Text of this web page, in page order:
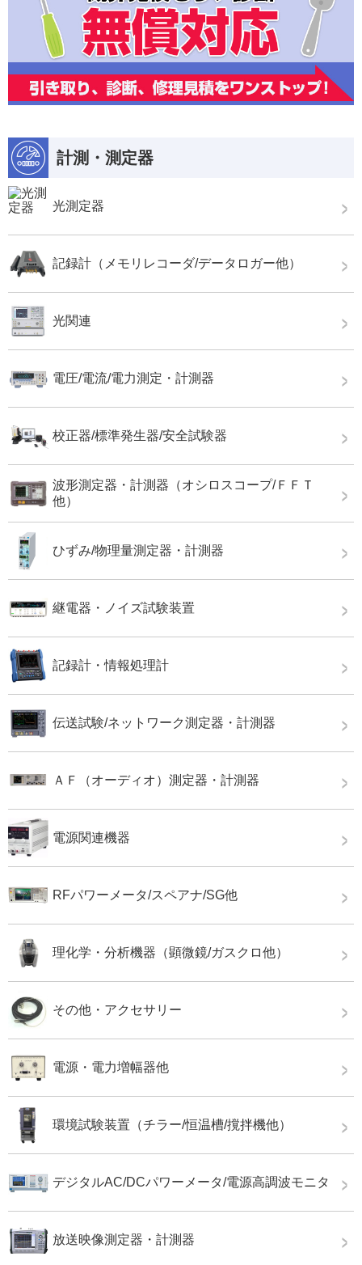
計測・測定器
光測定器
記録計（メモリレコーダ/データロガー他）
光関連
電圧/電流/電力測定・計測器
校正器/標準発生器/安全試験器
波形測定器・計測器（オシロスコープ/ＦＦＴ
他）
ひずみ/物理量測定器・計測器
継電器・ノイズ試験装置
記録計・情報処理計
伝送試験/ネットワーク測定器・計測器
ＡＦ（オーディオ）測定器・計測器
電源関連機器
RFパワーメータ/スペアナ/SG他
理化学・分析機器（顕微鏡/ガスクロ他）
その他・アクセサリー
電源・電力増幅器他
環境試験装置（チラー/恒温槽/撹拌機他）
デジタルAC/DCパワーメータ/電源高調波モニタ
放送映像測定器・計測器